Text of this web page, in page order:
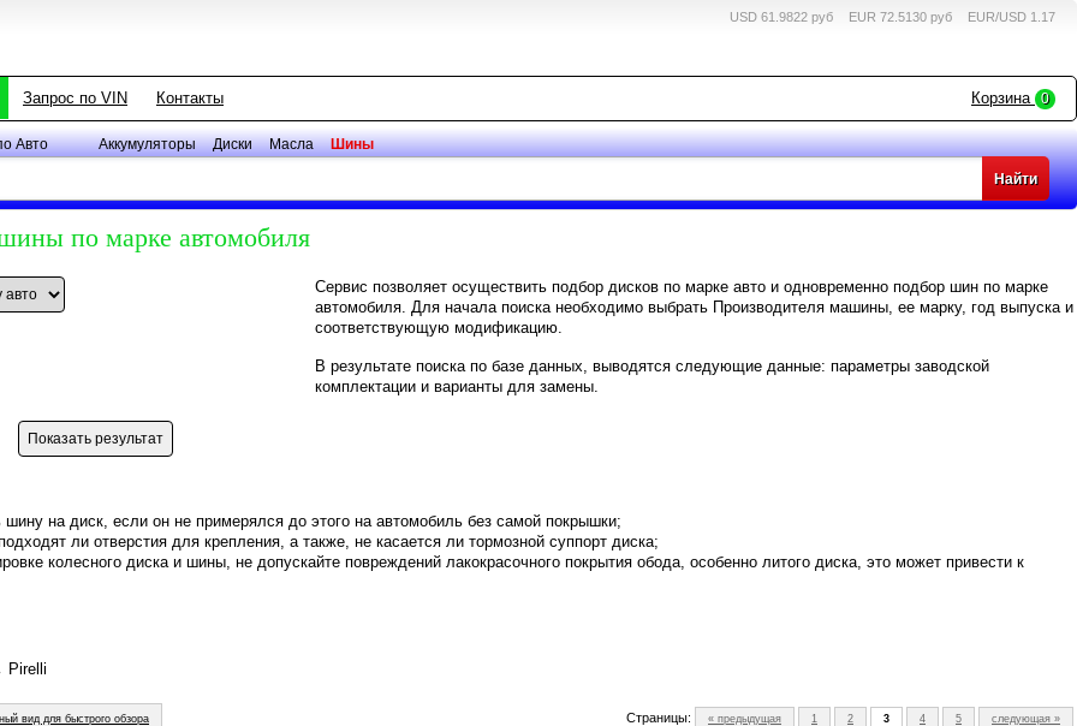
USD 61.9822 руб EUR 72.5130 руб EUR/USD 1.17
Запрос по VIN Контакты Корзина 0
Авто Аккумуляторы Диски Масла Шины
по марке автомобиля
Сервис позволяет осуществить подбор дисков по марке авто и одновременно подбор шин по марке
автомобиля. Для начала поиска необходимо выбрать Производителя машины, ее марку, год выпуска и
соответствующую модификацию.
В результате поиска по базе данных, выводятся следующие данные: параметры заводской
комплектации и варианты для замены.
шину на диск, если он не примерялся до этого на автомобиль без самой покрышки;
ли отверстия для крепления, а также, не касается ли тормозной суппорт диска;
колесного диска и шины, не допускайте повреждений лакокрасочного покрытия обода, особенно литого диска, это может привести к
Pirelli
вид для быстрого обзора Страницы: « предыдущая 1 2 3 4 5 следующая »